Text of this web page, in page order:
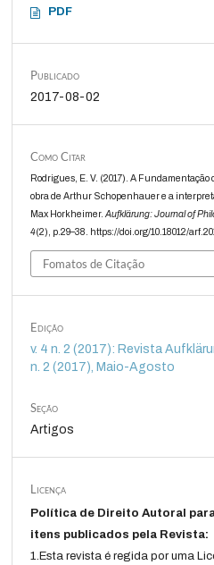
PDF
Publicado
2017-08-02
Como Citar
Rodrigues, E. V. (2017). A Fundamentação
obra de Arthur Schopenhauer e a
Max Horkheimer.Aufklärung: Journal of
4(2), p.29–38. https://doi.org/10.18012/
Fomatos de Citação
Edição
v. 4 n. 2 (2017): Revista
n. 2 (2017), Maio-Agosto
Seção
Artigos
Licença
Política de Direito Autoral
itens publicados pela Revista:
1.Esta revista é regida por uma